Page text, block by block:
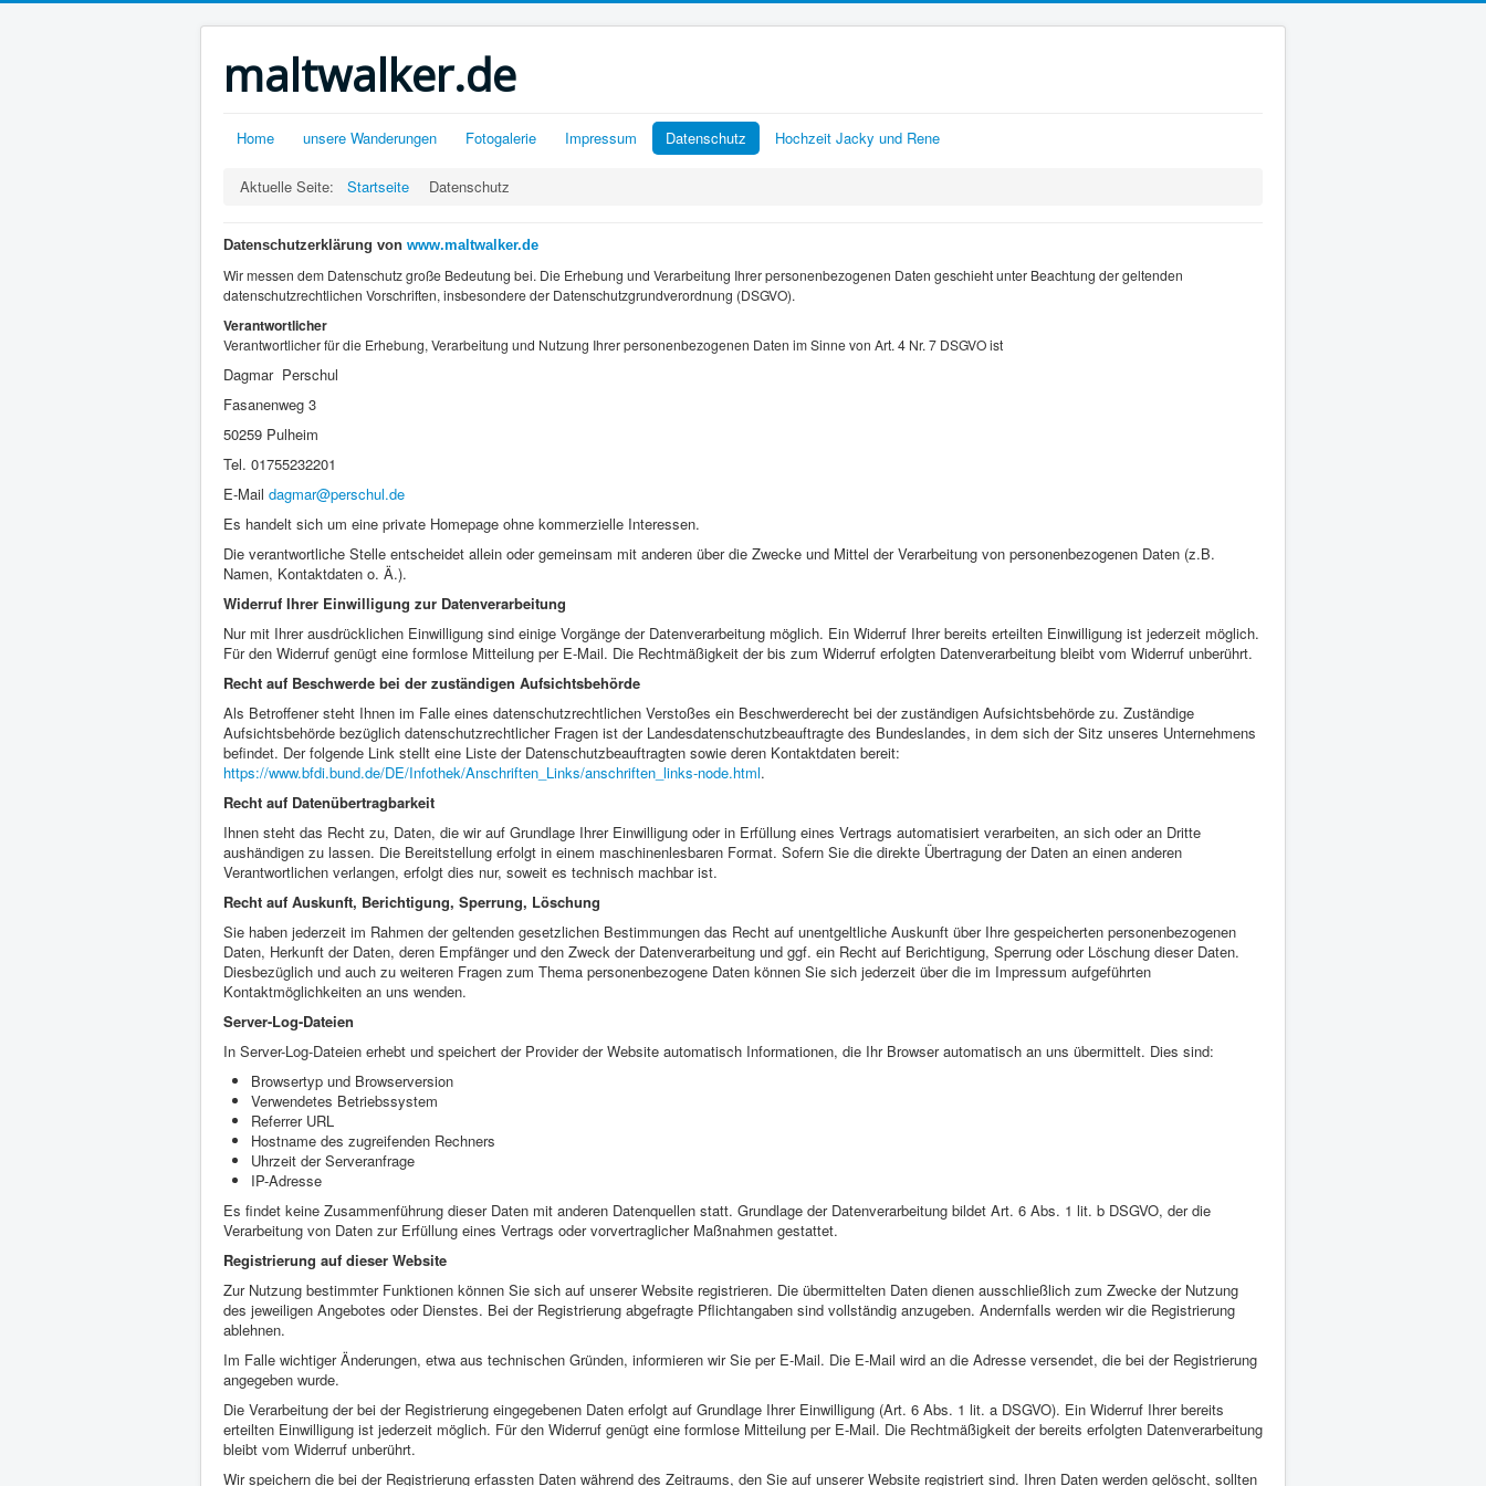
maltwalker.de
Home unsere Wanderungen Fotogalerie Impressum Datenschutz Hochzeit Jacky und Rene
Aktuelle Seite: Startseite Datenschutz
Datenschutzerklärung von www.maltwalker.de
Wir messen dem Datenschutz große Bedeutung bei. Die Erhebung und Verarbeitung Ihrer personenbezogenen Daten geschieht unter Beachtung der geltenden
datenschutzrechtlichen Vorschriften, insbesondere der Datenschutzgrundverordnung (DSGVO).
Verantwortlicher
Verantwortlicher für die Erhebung, Verarbeitung und Nutzung Ihrer personenbezogenen Daten im Sinne von Art. 4 Nr. 7 DSGVO ist
Dagmar Perschul
Fasanenweg 3
50259 Pulheim
Tel. 01755232201
E-Mail dagmar@perschul.de
Es handelt sich um eine private Homepage ohne kommerzielle Interessen.
Die verantwortliche Stelle entscheidet allein oder gemeinsam mit anderen über die Zwecke und Mittel der Verarbeitung von personenbezogenen Daten (z.B.
Namen, Kontaktdaten o. Ä.).
Widerruf Ihrer Einwilligung zur Datenverarbeitung
Nur mit Ihrer ausdrücklichen Einwilligung sind einige Vorgänge der Datenverarbeitung möglich. Ein Widerruf Ihrer bereits erteilten Einwilligung ist jederzeit möglich.
Für den Widerruf genügt eine formlose Mitteilung per E-Mail. Die Rechtmäßigkeit der bis zum Widerruf erfolgten Datenverarbeitung bleibt vom Widerruf unberührt.
Recht auf Beschwerde bei der zuständigen Aufsichtsbehörde
Als Betroffener steht Ihnen im Falle eines datenschutzrechtlichen Verstoßes ein Beschwerderecht bei der zuständigen Aufsichtsbehörde zu. Zuständige
Aufsichtsbehörde bezüglich datenschutzrechtlicher Fragen ist der Landesdatenschutzbeauftragte des Bundeslandes, in dem sich der Sitz unseres Unternehmens
befindet. Der folgende Link stellt eine Liste der Datenschutzbeauftragten sowie deren Kontaktdaten bereit:
https://www.bfdi.bund.de/DE/Infothek/Anschriften_Links/anschriften_links-node.html.
Recht auf Datenübertragbarkeit
Ihnen steht das Recht zu, Daten, die wir auf Grundlage Ihrer Einwilligung oder in Erfüllung eines Vertrags automatisiert verarbeiten, an sich oder an Dritte
aushändigen zu lassen. Die Bereitstellung erfolgt in einem maschinenlesbaren Format. Sofern Sie die direkte Übertragung der Daten an einen anderen
Verantwortlichen verlangen, erfolgt dies nur, soweit es technisch machbar ist.
Recht auf Auskunft, Berichtigung, Sperrung, Löschung
Sie haben jederzeit im Rahmen der geltenden gesetzlichen Bestimmungen das Recht auf unentgeltliche Auskunft über Ihre gespeicherten personenbezogenen
Daten, Herkunft der Daten, deren Empfänger und den Zweck der Datenverarbeitung und ggf. ein Recht auf Berichtigung, Sperrung oder Löschung dieser Daten.
Diesbezüglich und auch zu weiteren Fragen zum Thema personenbezogene Daten können Sie sich jederzeit über die im Impressum aufgeführten
Kontaktmöglichkeiten an uns wenden.
Server-Log-Dateien
In Server-Log-Dateien erhebt und speichert der Provider der Website automatisch Informationen, die Ihr Browser automatisch an uns übermittelt. Dies sind:
Browsertyp und Browserversion
Verwendetes Betriebssystem
Referrer URL
Hostname des zugreifenden Rechners
Uhrzeit der Serveranfrage
IP-Adresse
Es findet keine Zusammenführung dieser Daten mit anderen Datenquellen statt. Grundlage der Datenverarbeitung bildet Art. 6 Abs. 1 lit. b DSGVO, der die
Verarbeitung von Daten zur Erfüllung eines Vertrags oder vorvertraglicher Maßnahmen gestattet.
Registrierung auf dieser Website
Zur Nutzung bestimmter Funktionen können Sie sich auf unserer Website registrieren. Die übermittelten Daten dienen ausschließlich zum Zwecke der Nutzung
des jeweiligen Angebotes oder Dienstes. Bei der Registrierung abgefragte Pflichtangaben sind vollständig anzugeben. Andernfalls werden wir die Registrierung
ablehnen.
Im Falle wichtiger Änderungen, etwa aus technischen Gründen, informieren wir Sie per E-Mail. Die E-Mail wird an die Adresse versendet, die bei der Registrierung
angegeben wurde.
Die Verarbeitung der bei der Registrierung eingegebenen Daten erfolgt auf Grundlage Ihrer Einwilligung (Art. 6 Abs. 1 lit. a DSGVO). Ein Widerruf Ihrer bereits
erteilten Einwilligung ist jederzeit möglich. Für den Widerruf genügt eine formlose Mitteilung per E-Mail. Die Rechtmäßigkeit der bereits erfolgten Datenverarbeitung
bleibt vom Widerruf unberührt.
Wir speichern die bei der Registrierung erfassten Daten während des Zeitraums, den Sie auf unserer Website registriert sind. Ihren Daten werden gelöscht, sollten